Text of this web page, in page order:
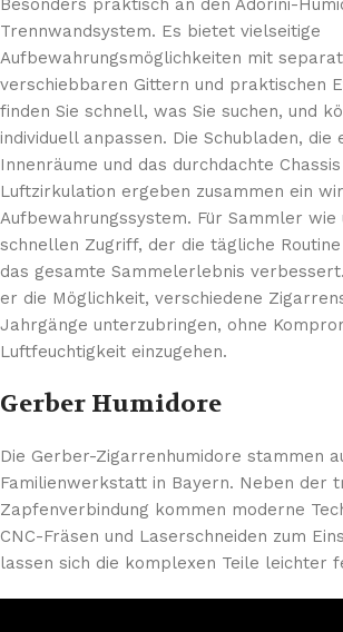
Besonders praktisch an den Adorini-
Trennwandsystem. Es bietet vielseitige
Aufbewahrungsmöglichkeiten mit
verschiebbaren Gittern und praktischen
finden Sie schnell, was Sie suchen, und
individuell anpassen. Die Schubladen,
Innenräume und das durchdachte
Luftzirkulation ergeben zusammen ein
Aufbewahrungssystem. Für Sammler wie
schnellen Zugriff, der die tägliche
das gesamte Sammelerlebnis
er die Möglichkeit, verschiedene
Jahrgänge unterzubringen, ohne
Luftfeuchtigkeit einzugehen.
Gerber Humidore
Die Gerber-Zigarrenhumidore stammen
Familienwerkstatt in Bayern. Neben der
Zapfenverbindung kommen moderne
CNC-Fräsen und Laserschneiden zum
lassen sich die komplexen Teile leichter